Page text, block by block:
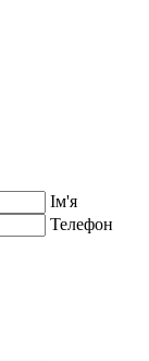
Ім'я
Телефон